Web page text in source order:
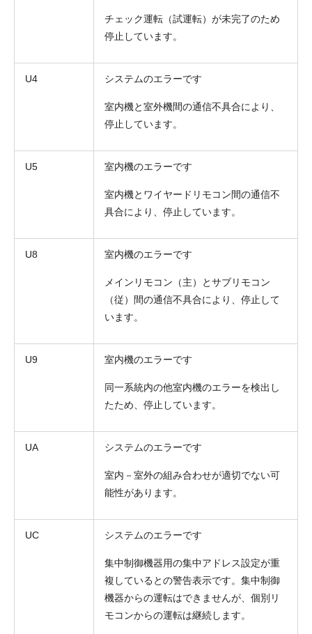
チェック運転（試運転）が未完了のため
停止しています。
U4 システムのエラーです
室内機と室外機間の通信不具合により、
停止しています。
U5 室内機のエラーです
室内機とワイヤードリモコン間の通信不
具合により、停止しています。
U8 室内機のエラーです
メインリモコン（主）とサブリモコン
（従）間の通信不具合により、停止して
います。
U9 室内機のエラーです
同一系統内の他室内機のエラーを検出し
たため、停止しています。
UA システムのエラーです
室内－室外の組み合わせが適切でない可
能性があります。
UC システムのエラーです
集中制御機器用の集中アドレス設定が重
複しているとの警告表示です。集中制御
機器からの運転はできませんが、個別リ
モコンからの運転は継続します。